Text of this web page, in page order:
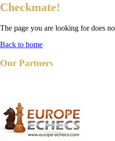
Checkmate!
The page you are looking for does
Back to home
Our Partners